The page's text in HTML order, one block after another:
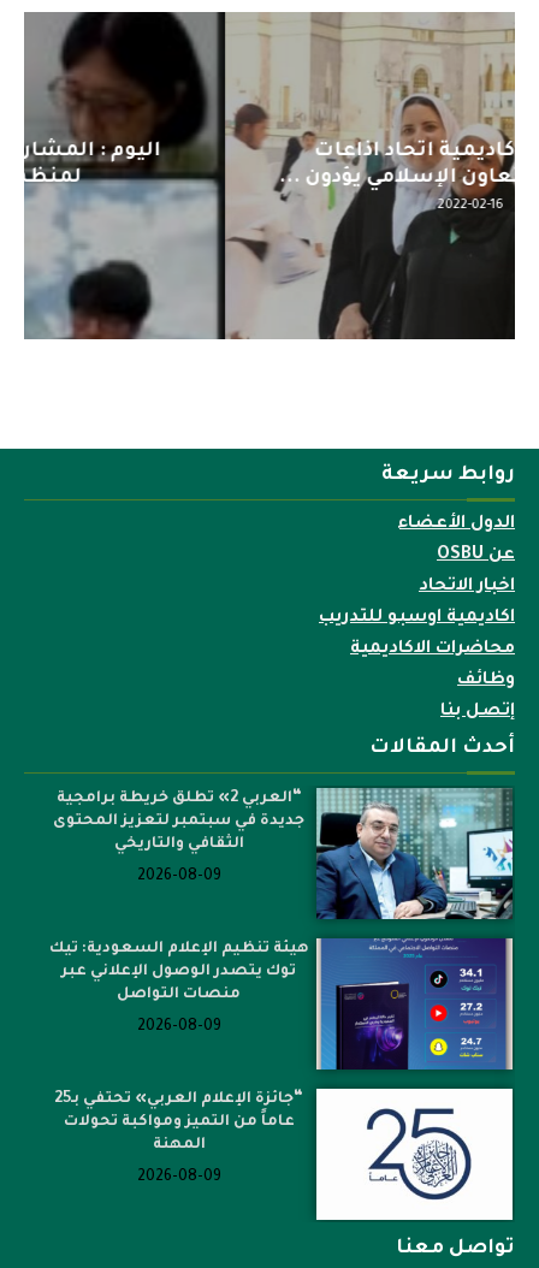
اليوم : المشاركة بالاجتماع التحضيري
لمنظمي قمة اسيا...
2022-04-12
روابط سريعة
الدول الأعضاء
عن OSBU
اخبار الاتحاد
اكاديمية اوسبو للتدريب
محاضرات الاكاديمية
وظائف
إتصل بنا
أحدث المقالات
“العربي 2» تطلق خريطة برامجية
جديدة في سبتمبر لتعزيز المحتوى
الثقافي والتاريخي
2026-08-09
هيئة تنظيم الإعلام السعودية: تيك
توك يتصدر الوصول الإعلاني عبر
منصات التواصل
2026-08-09
“جائزة الإعلام العربي» تحتفي بـ25
عاماً من التميز ومواكبة تحولات
المهنة
2026-08-09
تواصل معنا